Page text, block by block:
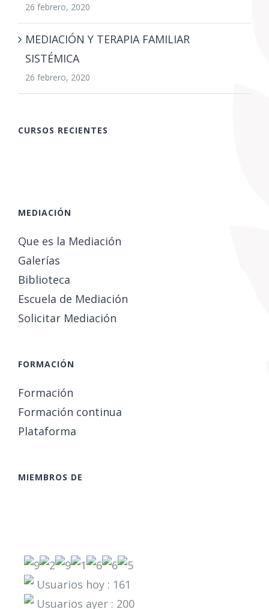
26 febrero, 2020
MEDIACIÓN Y TERAPIA FAMILIAR
SISTÉMICA
26 febrero, 2020
CURSOS RECIENTES
MEDIACIÓN
Que es la Mediación
Galerías
Biblioteca
Escuela de Mediación
Solicitar Mediación
FORMACIÓN
Formación
Formación continua
Plataforma
MIEMBROS DE
Usuarios hoy : 161
Usuarios ayer : 200